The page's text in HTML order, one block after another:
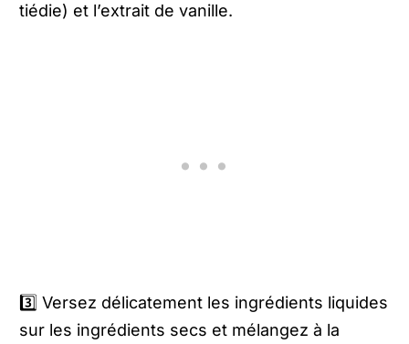
tiédie) et l’extrait de vanille.
3️⃣ Versez délicatement les ingrédients liquides
sur les ingrédients secs et mélangez à la